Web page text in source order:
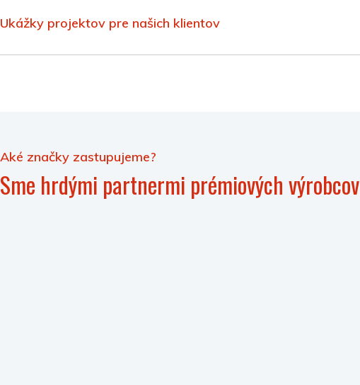
Ukážky projektov pre našich klientov
Aké značky zastupujeme?
Sme hrdými partnermi prémiových výrobcov